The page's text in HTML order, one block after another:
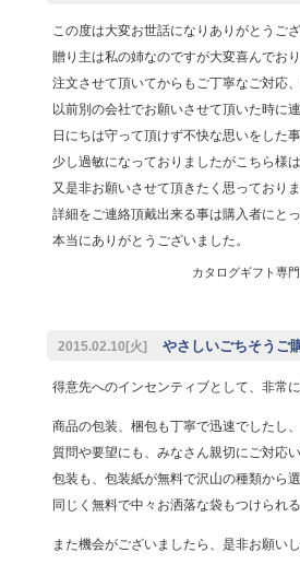
この度は大変お世話になりありがとうござ
贈り主は私の姉なのですが大変喜んでおり
注文させて頂いてからもご丁寧なご対応
以前別の会社でお願いさせて頂いた時に連
日にちは守って頂けず不快な思いをした
少し過敏になっておりましたがこちら様
又是非お願いさせて頂きたく思っておりま
詳細をご連絡頂戴出来る事は購入者にと
本当にありがとうございました。
カタログギフト専
2015.02.10[火] やさしいごちそう
得意先へのインセンティブとして、非常
商品の包装、梱包も丁寧で迅速でしたし、
質問や要望にも、みなさん親切にご対応い
包装も、包装紙が無料で沢山の種類から選
同じく無料で中々お洒落な袋もつけられ
また機会がございましたら、是非お願い